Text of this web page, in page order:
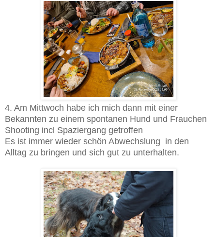
4. Am Mittwoch habe ich mich dann mit einer
Bekannten zu einem spontanen Hund und Frauchen
Shooting incl Spaziergang getroffen
Es ist immer wieder schön Abwechslung in den
Alltag zu bringen und sich gut zu unterhalten.